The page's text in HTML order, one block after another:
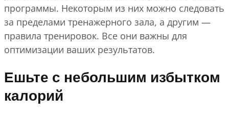
программы. Некоторым из них можно следовать
за пределами тренажерного зала, а другим —
правила тренировок. Все они важны для
оптимизации ваших результатов.
Ешьте с небольшим избытком
калорий